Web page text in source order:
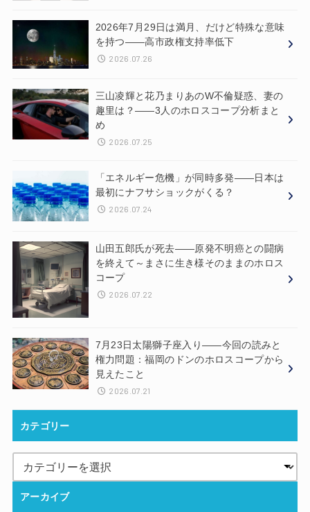
2026年7月29日は満月、だけど特殊な意味
を持つ——高市政権支持率低下
2026.07.26
三山凌輝と花乃まりあのW不倫疑惑、妻の
趣里は？——3人のホロスコープ分析まと
め
2026.07.25
「エネルギー危機」が同時多発——日本は
最初にナフサショックがくる？
2026.07.24
山田五郎氏が死去——原発不明癌との闘病
を終えて～まさに生き様そのままのホロス
コープ
2026.07.22
7月23日太陽獅子座入り——今回の読みと
権力問題：福岡のドンのホロスコープから
見えたこと
2026.07.21
カテゴリー
アーカイブ